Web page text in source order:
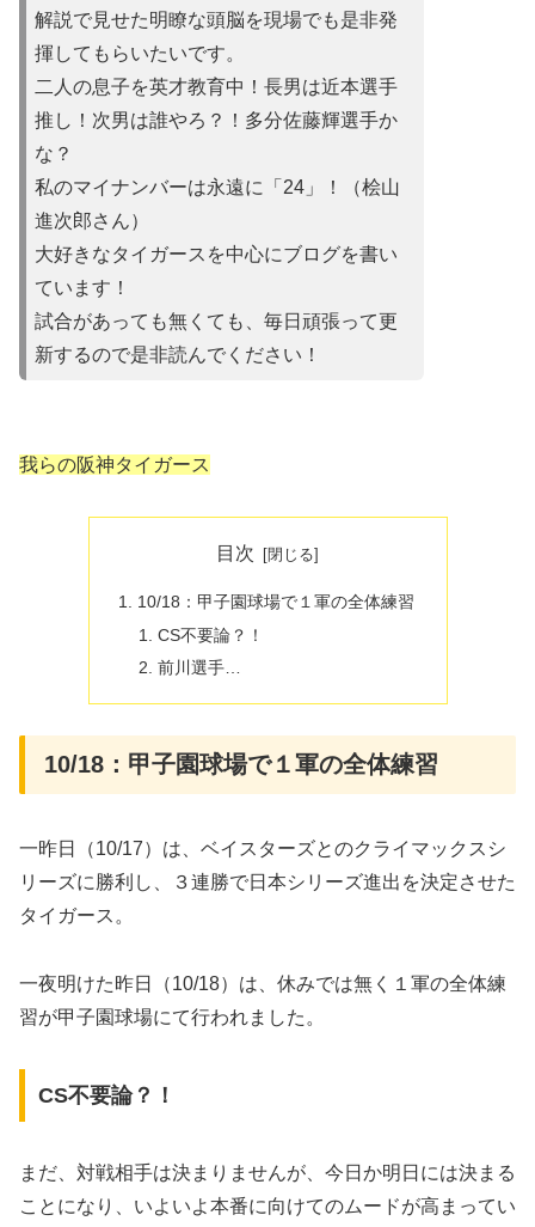
解説で見せた明瞭な頭脳を現場でも是非発
揮してもらいたいです。
二人の息子を英才教育中！長男は近本選手
推し！次男は誰やろ？！多分佐藤輝選手か
な？
私のマイナンバーは永遠に「24」！（桧山
進次郎さん）
大好きなタイガースを中心にブログを書い
ています！
試合があって も無くても、毎日頑張って更
新するので是非読んでください！
我らの阪神タイガース
目次
10/18：甲子園球場で１軍の全体練習
CS不要論？！
前川選手…
10/18：甲子園球場で１軍の全体練習
一昨日（10/17）は、ベイスターズとのクライマックスシ
リーズに勝利し、３連勝で日本シリーズ進出を決定させた
タイガース。
一夜明けた昨日（10/18）は、休みでは無く１軍の全体練
習が甲子園球場にて行われました。
CS不要論？！
まだ、対戦相手は決まりませんが、今日か明日には決まる
ことになり、いよいよ本番に向けてのムードが高まってい